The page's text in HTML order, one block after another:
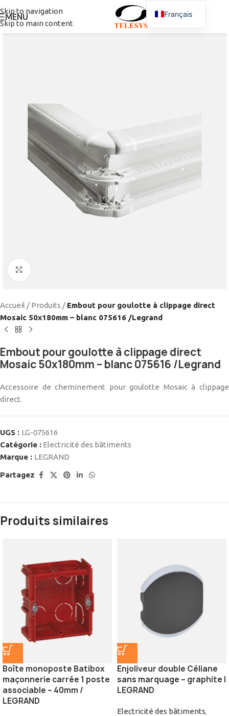
Skip to navigation
Skip to main content
MENU
Accueil / Produits / Embout pour goulotte à clippage direct
Mosaic 50x180mm – blanc 075616 /Legrand
Embout pour goulotte à clippage direct
Mosaic 50x180mm – blanc 075616 /Legrand
Accessoire de cheminement pour goulotte Mosaic à clippage
direct.
UGS : LG-075616
Catégorie : Electricité des bâtiments
Marque : LEGRAND
Partagez
Produits similaires
Boîte monoposte Batibox
maçonnerie carrée 1 poste
associable – 40mm /
LEGRAND
Enjoliveur double Céliane
sans marquage – graphite |
LEGRAND
Electricité des bâtiments,
Français